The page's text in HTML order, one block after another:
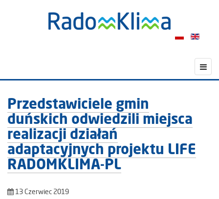
Przedstawiciele gmin
duńskich odwiedzili miejsca
realizacji działań
adaptacyjnych projektu LIFE
RADOMKLIMA-PL
13 Czerwiec 2019